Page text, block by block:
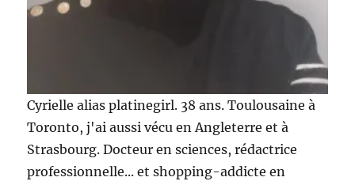
Cyrielle alias platinegirl. 38 ans. Toulousaine à
Toronto, j'ai aussi vécu en Angleterre et à
Strasbourg. Docteur en sciences, rédactrice
professionnelle... et shopping-addicte en